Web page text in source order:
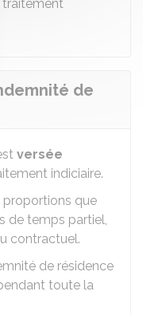
de
versée
indiciaire.
proportions que
de temps partiel,
contractuel.
de résidence
toute la